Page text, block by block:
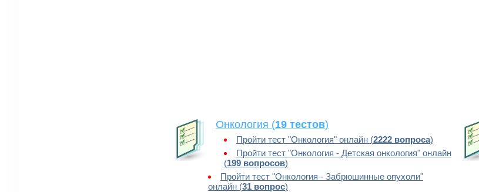
Онкология (19 тестов)
Пройти тест "Онкология" онлайн (2222 вопроса)
Пройти тест "Онкология - Детская онкология" онлайн
(199 вопросов)
Пройти тест "Онкология - Забрюшинные опухоли"
онлайн (31 вопрос)